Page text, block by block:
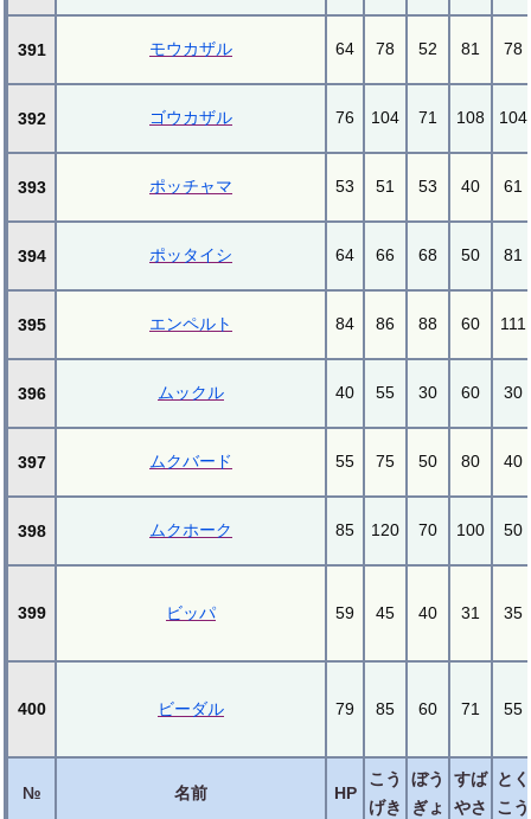
№ 名前 HP
こう
げき
ぼう
ぎょ
すば
やさ
とく
こう
391 モウカザル 64 78 52 81 78
392 ゴウカザル 76 104 71 108 104
393 ポッチャマ 53 51 53 40 61
394 ポッタイシ 64 66 68 50 81
395 エンペルト 84 86 88 60 111
396 ムックル 40 55 30 60 30
397 ムクバード 55 75 50 80 40
398 ムクホーク 85 120 70 100 50
399 ビッパ 59 45 40 31 35
400 ビーダル 79 85 60 71 55